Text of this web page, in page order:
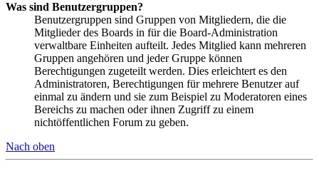
Was sind Benutzergruppen?
Benutzergruppen sind Gruppen von Mitgliedern, die die
Mitglieder des Boards in für die Board-Administration
verwaltbare Einheiten aufteilt. Jedes Mitglied kann mehreren
Gruppen angehören und jeder Gruppe können
Berechtigungen zugeteilt werden. Dies erleichtert es den
Administratoren, Berechtigungen für mehrere Benutzer auf
einmal zu ändern und sie zum Beispiel zu Moderatoren eines
Bereichs zu machen oder ihnen Zugriff zu einem
nichtöffentlichen Forum zu geben.
Nach oben